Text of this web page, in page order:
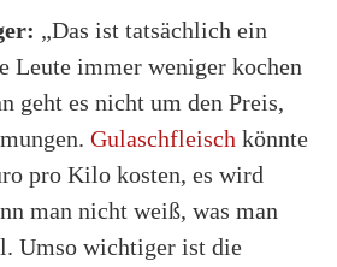
„Das ist tatsächlich ein
Leute immer weniger kochen
geht es nicht um den Preis,
Gulaschfleisch könnte
pro Kilo kosten, es wird
man nicht weiß, was man
Umso wichtiger ist die